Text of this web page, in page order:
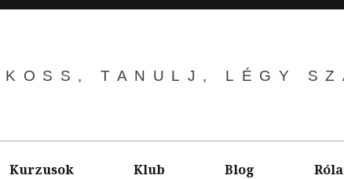
TANULJ, LÉGY
Kurzusok Klub Blog